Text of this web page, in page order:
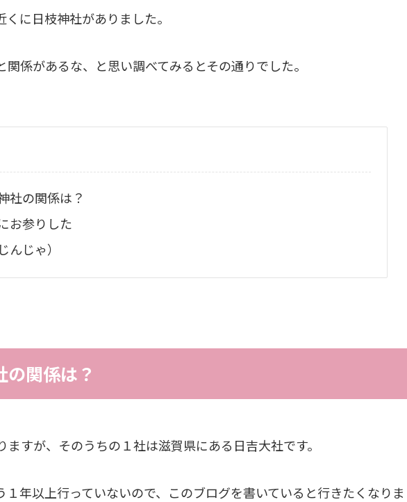
に日枝神社がありました。
係があるな、と思い調べてみるとその通りでした。
社の関係は？
お参りした
んじゃ）
の関係は？
すが、そのうちの１社は滋賀県にある日吉大社です。
年以上行っていないので、このブログを書いていると行きたくなりま